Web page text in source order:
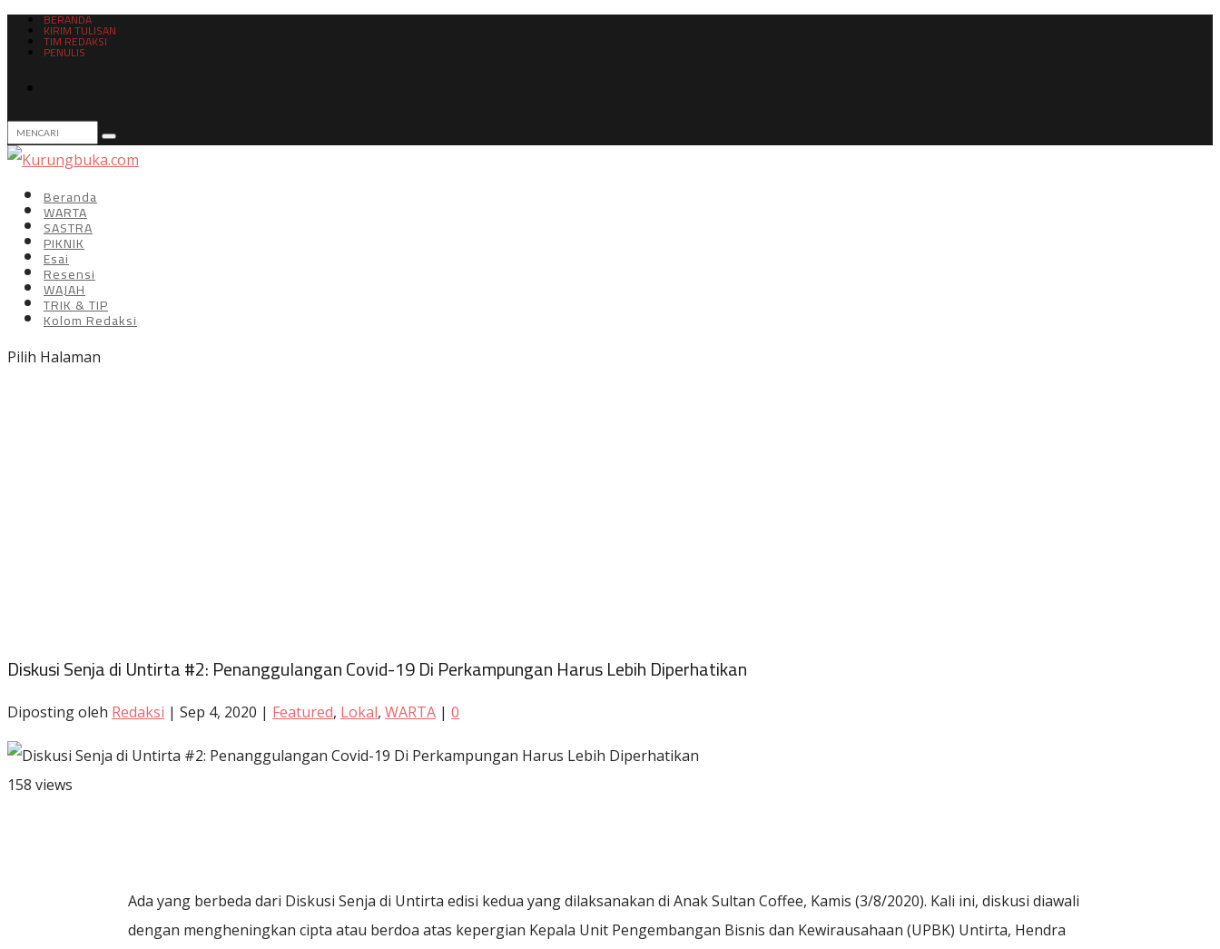
BERANDA
KIRIM TULISAN
TIM REDAKSI
PENULIS
Beranda
WARTA
SASTRA
PIKNIK
Esai
Resensi
WAJAH
TRIK & TIP
Kolom Redaksi
Pilih Halaman
Diskusi Senja di Untirta #2: Penanggulangan Covid-19 Di Perkampungan Harus Lebih Diperhatikan
Diposting oleh Redaksi | Sep 4, 2020 | Featured, Lokal, WARTA | 0
158 views
Ada yang berbeda dari Diskusi Senja di Untirta edisi kedua yang dilaksanakan di Anak Sultan Coffee, Kamis (3/8/2020). Kali ini, diskusi diawali
dengan mengheningkan cipta atau berdoa atas kepergian Kepala Unit Pengembangan Bisnis dan Kewirausahaan (UPBK) Untirta, Hendra